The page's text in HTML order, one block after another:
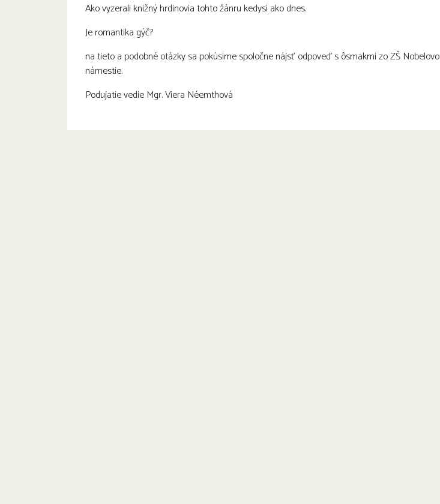
Ako vyzerali knižný hrdinovia tohto žánru kedysi ako dnes.
Je romantika gýč?
na tieto a podobné otázky sa pokúsime spoločne nájsť odpoveď s ôsmakmi zo ZŠ Nobelovo
námestie.
Podujatie vedie Mgr. Viera Néemthová